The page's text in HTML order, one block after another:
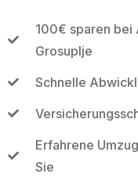
100€ sparen bei
Grosuplje
Schnelle
Erfahrene
Sie